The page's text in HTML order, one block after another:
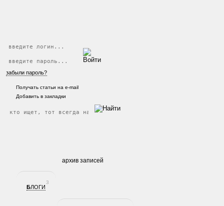
забыли пароль?
Получать статьи на e-mail
Добавить в закладки
архив записей
БЛОГИ
3